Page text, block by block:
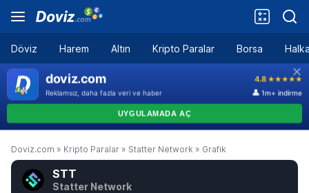
Döviz Harem Altın Kripto Paralar Borsa
Doviz.com » Kripto Paralar » Statter Network » Grafik
STT
Statter Network